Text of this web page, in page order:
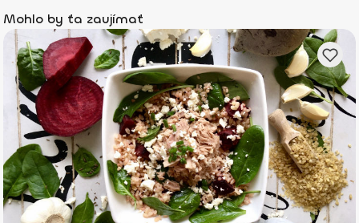
Mohlo by ťa zaujímať